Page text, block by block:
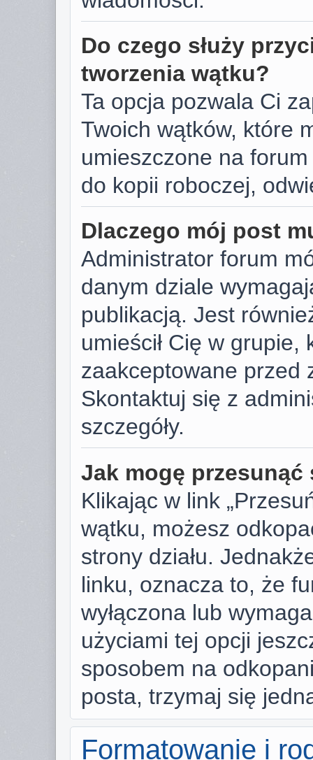
Do czego służy
tworzenia wątku?
Ta opcja pozwala Ci
Twoich wątków, które
umieszczone na
do kopii roboczej,
Dlaczego mój post
Administrator forum
danym dziale
publikacją. Jest
umieścił Cię w
zaakceptowane przed
Skontaktuj się z
szczegóły.
Jak mogę
Klikając w link
wątku, możesz
strony działu.
linku, oznacza to, że
wyłączona lub
użyciami tej opcji
sposobem na
posta, trzymaj się
Formatowanie i